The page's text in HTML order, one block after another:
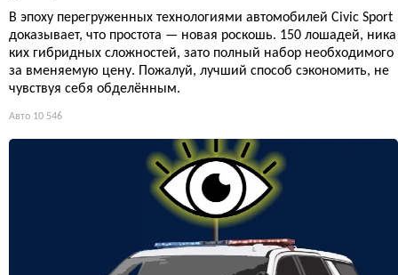
В эпоху перегруженных технологиями автомобилей Civic Sport
доказывает, что простота — новая роскошь. 150 лошадей, ника
ких гибридных сложностей, зато полный набор необходимого
за вменяемую цену. Пожалуй, лучший способ сэкономить, не
чувствуя себя обделённым.
Авто 10 546